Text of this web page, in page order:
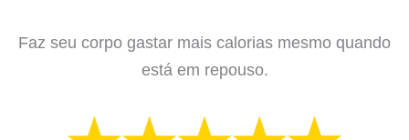
Faz seu corpo gastar mais calorias mesmo quando
está em repouso.